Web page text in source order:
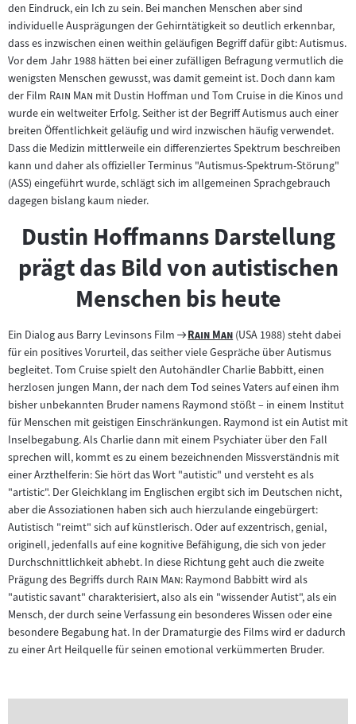
den Eindruck, ein Ich zu sein. Bei manchen Menschen aber sind
individuelle Ausprägungen der Gehirntätigkeit so deutlich erkennbar,
dass es inzwischen einen weithin geläufigen Begriff dafür gibt: Autismus.
Vor dem Jahr 1988 hätten bei einer zufälligen Befragung vermutlich die
wenigsten Menschen gewusst, was damit gemeint ist. Doch dann kam
der Film "Rain Man "mit Dustin Hoffman und Tom Cruise in die Kinos und
wurde ein weltweiter Erfolg. Seither ist der Begriff Autismus auch einer
breiten Öffentlichkeit geläufig und wird inzwischen häufig verwendet.
Dass die Medizin mittlerweile ein differenziertes Spektrum beschreiben
kann und daher als offizieller Terminus "Autismus-Spektrum-Störung"
(ASS) eingeführt wurde, schlägt sich im allgemeinen Sprachgebrauch
dagegen bislang kaum nieder.
Dustin Hoffmanns Darstellung
prägt das Bild von autistischen
Menschen bis heute
Ein Dialog aus Barry Levinsons Film
Zum
Filmarchiv:
"
Rain Man"(USA 1988) steht dabei
für ein positives Vorurteil, das seither viele Gespräche über Autismus
begleitet. Tom Cruise spielt den Autohändler Charlie Babbitt, einen
herzlosen jungen Mann, der nach dem Tod seines Vaters auf einen ihm
bisher unbekannten Bruder namens Raymond stößt – in einem Institut
für Menschen mit geistigen Einschränkungen. Raymond ist ein Autist mit
Inselbegabung. Als Charlie dann mit einem Psychiater über den Fall
sprechen will, kommt es zu einem bezeichnenden Missverständnis mit
einer Arzthelferin: Sie hört das Wort "autistic" und versteht es als
"artistic". Der Gleichklang im Englischen ergibt sich im Deutschen nicht,
aber die Assoziationen haben sich auch hierzulande eingebürgert:
Autistisch "reimt" sich auf künstlerisch. Oder auf exzentrisch, genial,
originell, jedenfalls auf eine kognitive Befähigung, die sich von jeder
Durchschnittlichkeit abhebt. In diese Richtung geht auch die zweite
Prägung des Begriffs durch "Rain Man": Raymond Babbitt wird als
"autistic savant" charakterisiert, also als ein "wissender Autist", als ein
Mensch, der durch seine Verfassung ein besonderes Wissen oder eine
besondere Begabung hat. In der Dramaturgie des Films wird er dadurch
zu einer Art Heilquelle für seinen emotional verkümmerten Bruder.